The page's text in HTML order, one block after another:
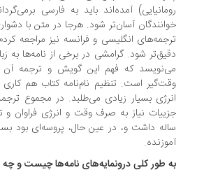
آمده‌اند باید به فارسی برمی‌گرداندم
آسان‌تر شود. هرجا در متن با
انگلیسی و فرانسه نیز مراجعه کردم تا
شود. گرامشی در برخی از نامه‌ها به زبان و
که فهم این گویش و ترجمه آن به
است. تنظیم نام‌نامه کتاب هم کاری شاق
بسیار زیادی می‌طلبد. در مجموع ترجمه
نیاز به صرف وقت و انرژی فراوان و
داشت و، در عین حال، پروسه‌ای بود بسیار
‌طور کلی درونمایه‌های نامه‌ها چیست و چه